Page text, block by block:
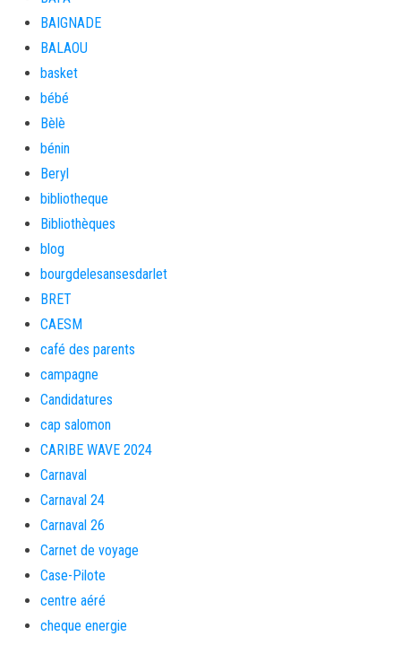
BAIGNADE
BALAOU
basket
bébé
Bèlè
bénin
Beryl
bibliotheque
Bibliothèques
blog
bourgdelesansesdarlet
BRET
CAESM
café des parents
campagne
Candidatures
cap salomon
CARIBE WAVE 2024
Carnaval
Carnaval 24
Carnaval 26
Carnet de voyage
Case-Pilote
centre aéré
cheque energie